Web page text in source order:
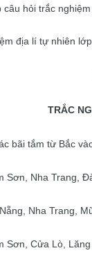
câu hỏi trắc
địa lí tự nhiên
TRẮC
bãi tắm từ Bắc
Sơn, Nha Trang,
Nha Trang,
Sơn, Cửa Lò,